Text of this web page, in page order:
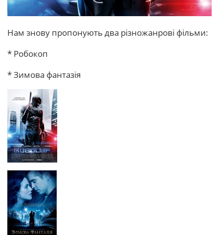
Нам знову пропонують два різножанрові фільми:
* Робокоп
* Зимова фантазія